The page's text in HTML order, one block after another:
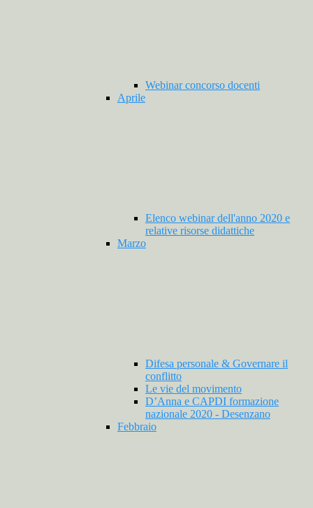
Webinar concorso docenti
Aprile
Elenco webinar dell'anno 2020 e
relative risorse didattiche
Marzo
Difesa personale & Governare il
conflitto
Le vie del movimento
D’Anna e CAPDI formazione
nazionale 2020 - Desenzano
Febbraio